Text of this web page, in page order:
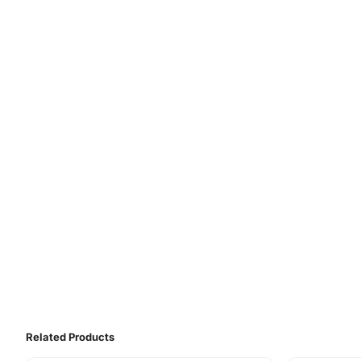
Related Products